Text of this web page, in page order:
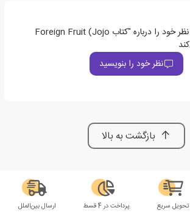
اولین نفری باشید که نظر خود را درباره "کتاب Foreign Fruit (Jojo
نظر خود را بنویسید
بازگشت به بالا
تحویل سریع پرداخت در 4 قسط ارسال بین‌الملل